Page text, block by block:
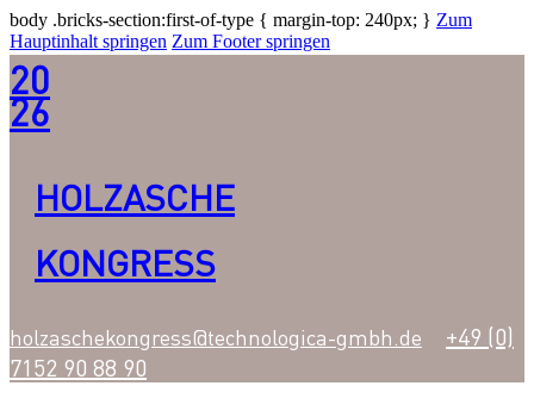
body .bricks-section:first-of-type { margin-top: 240px; } Zum
Hauptinhalt springen Zum Footer springen
20
26
HOLZASCHE
KONGRESS
holzaschekongress@technologica-gmbh.de
+49 (0)
7152 90 88 90